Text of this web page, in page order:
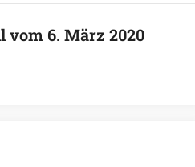
vom 6. März 2020